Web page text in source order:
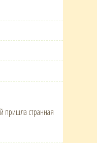
пришла странная